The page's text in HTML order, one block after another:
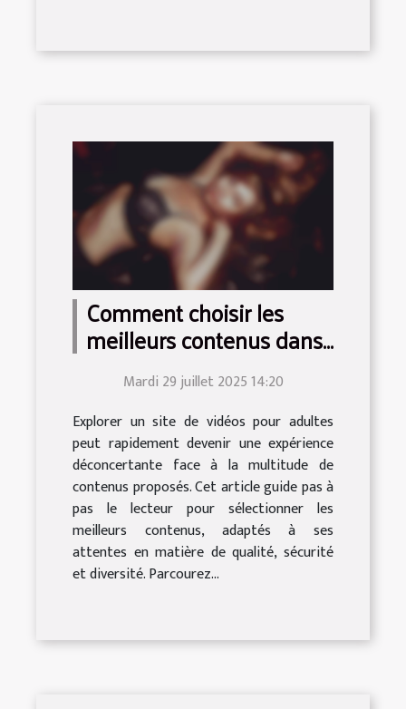
Comment choisir les
meilleurs contenus dans
un site de vidéos pour
adultes ?
Mardi 29 juillet 2025 14:20
Explorer un site de vidéos pour adultes
peut rapidement devenir une expérience
déconcertante face à la multitude de
contenus proposés. Cet article guide pas à
pas le lecteur pour sélectionner les
meilleurs contenus, adaptés à ses
attentes en matière de qualité, sécurité
et diversité. Parcourez...